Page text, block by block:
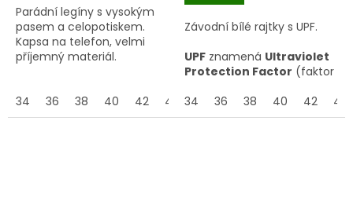
Parádní legíny s vysokým
pasem a celopotiskem.
Kapsa na telefon, velmi
příjemný materiál.
34 36 38 40 42 44
Závodní bílé rajtky s UPF.
UPF znamená Ultraviolet
Protection Factor (faktor
✔️ chrání kůži před
34 36 38 40 42 44